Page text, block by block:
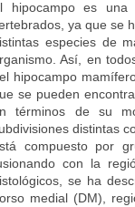
hipocampo es una
ya que se
especies de
Así, en
hipocampo
se pueden
términos de su
distintas
compuesto por
con la
se ha
medial (DM),